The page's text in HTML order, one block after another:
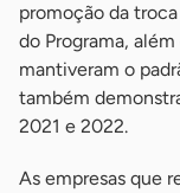
promoção da
do Programa,
mantiveram o
também
2021 e 2022.
As empresas que